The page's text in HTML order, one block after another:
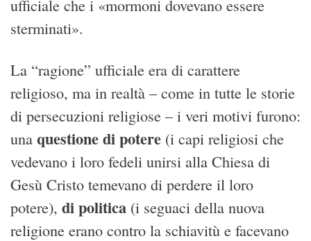
ufficiale che i «mormoni dovevano essere
sterminati».
La “ragione” ufficiale era di carattere
religioso, ma in realtà – come in tutte le storie
di persecuzioni religiose – i veri motivi furono:
una questione di potere (i capi religiosi che
vedevano i loro fedeli unirsi alla Chiesa di
Gesù Cristo temevano di perdere il loro
potere), di politica (i seguaci della nuova
religione erano contro la schiavitù e facevano